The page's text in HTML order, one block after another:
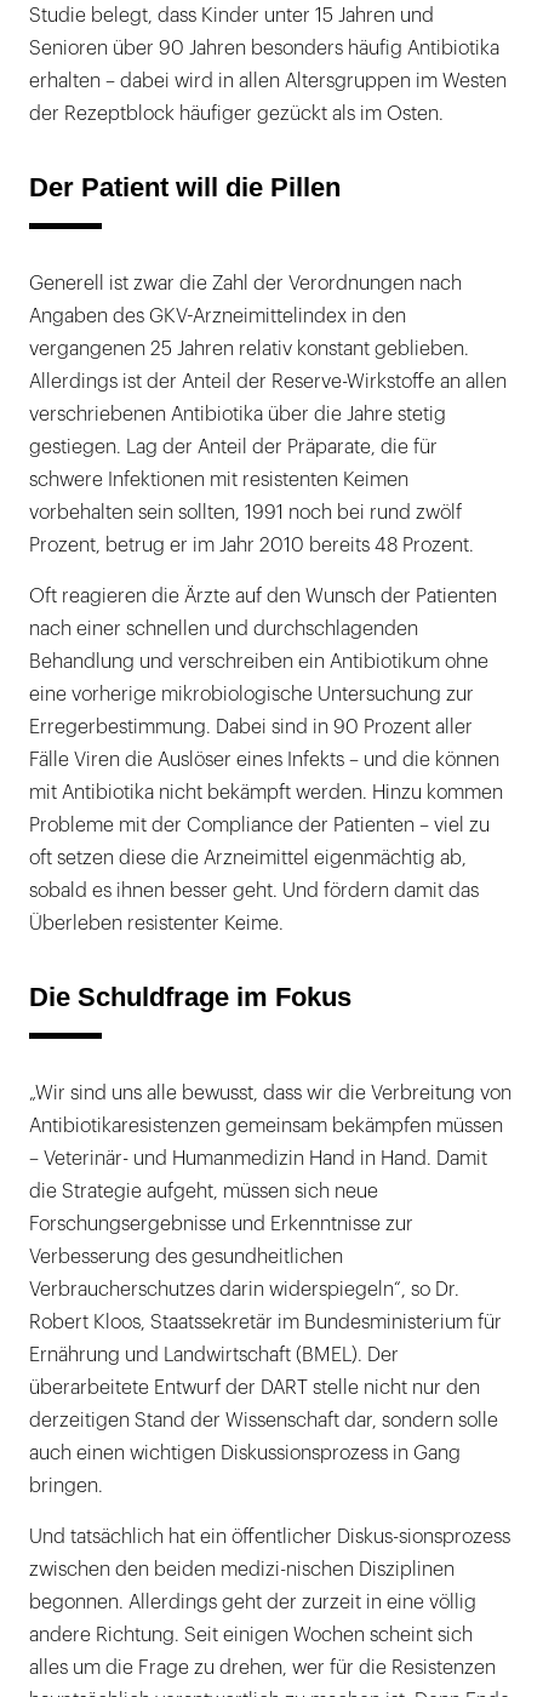
Studie belegt, dass Kinder unter 15 Jahren und
Senioren über 90 Jahren besonders häufig Antibiotika
erhalten – dabei wird in allen Altersgruppen im Westen
der Rezeptblock häufiger gezückt als im Osten.
Der Patient will die Pillen
Generell ist zwar die Zahl der Verordnungen nach
Angaben des GKV-Arzneimittelindex in den
vergangenen 25 Jahren relativ konstant geblieben.
Allerdings ist der Anteil der Reserve-Wirkstoffe an allen
verschriebenen Antibiotika über die Jahre stetig
gestiegen. Lag der Anteil der Präparate, die für
schwere Infektionen mit resistenten Keimen
vorbehalten sein sollten, 1991 noch bei rund zwölf
Prozent, betrug er im Jahr 2010 bereits 48 Prozent.
Oft reagieren die Ärzte auf den Wunsch der Patienten
nach einer schnellen und durchschlagenden
Behandlung und verschreiben ein Antibiotikum ohne
eine vorherige mikrobiologische Untersuchung zur
Erregerbestimmung. Dabei sind in 90 Prozent aller
Fälle Viren die Auslöser eines Infekts – und die können
mit Antibiotika nicht bekämpft werden. Hinzu kommen
Probleme mit der Compliance der Patienten – viel zu
oft setzen diese die Arzneimittel eigenmächtig ab,
sobald es ihnen besser geht. Und fördern damit das
Überleben resistenter Keime.
Die Schuldfrage im Fokus
„Wir sind uns alle bewusst, dass wir die Verbreitung von
Antibiotikaresistenzen gemeinsam bekämpfen müssen
– Veterinär- und Humanmedizin Hand in Hand. Damit
die Strategie aufgeht, müssen sich neue
Forschungsergebnisse und Erkenntnisse zur
Verbesserung des gesundheitlichen
Verbraucherschutzes darin widerspiegeln“, so Dr.
Robert Kloos, Staatssekretär im Bundesministerium für
Ernährung und Landwirtschaft (BMEL). Der
überarbeitete Entwurf der DART stelle nicht nur den
derzeitigen Stand der Wissenschaft dar, sondern solle
auch einen wichtigen Diskussionsprozess in Gang
bringen.
Und tatsächlich hat ein öffentlicher Diskus-sionsprozess
zwischen den beiden medizi-nischen Disziplinen
begonnen. Allerdings geht der zurzeit in eine völlig
andere Richtung. Seit einigen Wochen scheint sich
alles um die Frage zu drehen, wer für die Resistenzen